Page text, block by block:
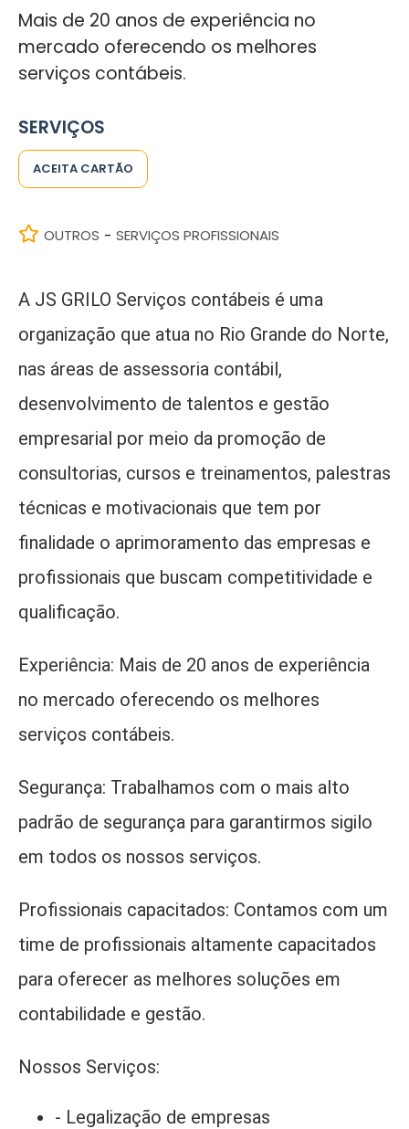
Mais de 20 anos de experiência no
mercado oferecendo os melhores
serviços contábeis.
SERVIÇOS
ACEITA CARTÃO
OUTROS - SERVIÇOS PROFISSIONAIS
A JS GRILO Serviços contábeis é uma
organização que atua no Rio Grande do Norte,
nas áreas de assessoria contábil,
desenvolvimento de talentos e gestão
empresarial por meio da promoção de
consultorias, cursos e treinamentos, palestras
técnicas e motivacionais que tem por
finalidade o aprimoramento das empresas e
profissionais que buscam competitividade e
qualificação.
Experiência: Mais de 20 anos de experiência
no mercado oferecendo os melhores
serviços contábeis.
Segurança: Trabalhamos com o mais alto
padrão de segurança para garantirmos sigilo
em todos os nossos serviços.
Profissionais capacitados: Contamos com um
time de profissionais altamente capacitados
para oferecer as melhores soluções em
contabilidade e gestão.
Nossos Serviços:
- Legalização de empresas